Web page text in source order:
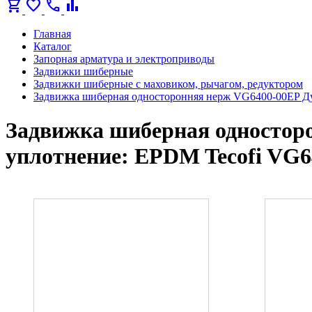
shopping_cart favorite call bar_chart
Главная
Каталог
Запорная арматура и электроприводы
Задвижки шиберные
Задвижки шиберные с маховиком, рычагом, редуктором
Задвижка шиберная односторонняя нерж VG6400-00EP
Задвижка шиберная
уплотнение: EPDM Tecofi